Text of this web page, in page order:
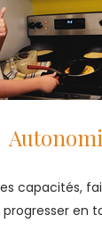
capacités,
progresser en